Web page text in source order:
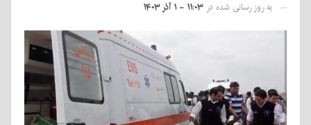
به روز رسانی شده در ۱۱:۰۳ - ۱ آذر ۱۴۰۳